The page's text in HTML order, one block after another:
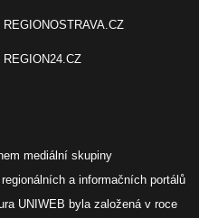
REGIONOSTRAVA.CZ
REGION24.CZ
mediální skupiny
a informačních portálů
UNIWEB byla založená v roce